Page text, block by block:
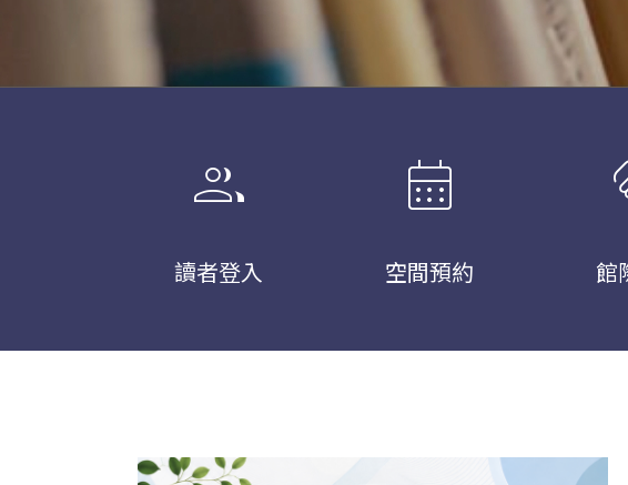
group
讀者登入
calendar_month
空間預約 館